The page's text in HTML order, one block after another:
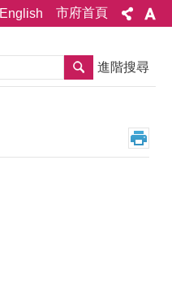
English 市府首頁
搜尋 進階搜尋